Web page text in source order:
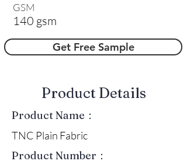
GSM
140 gsm
Get Free Sample
​Product Details
Product Name：
TNC Plain Fabric
Product Number：